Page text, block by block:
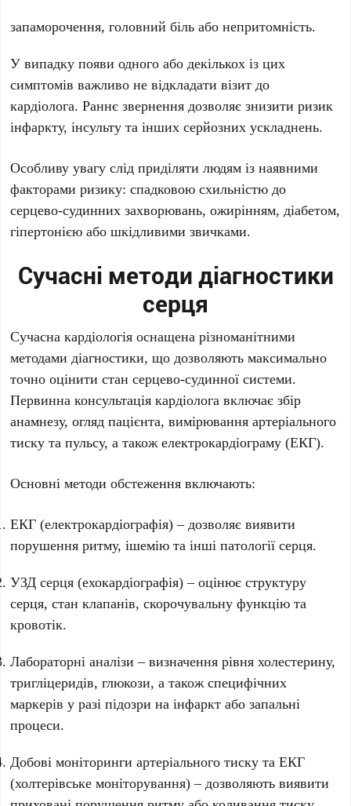
запаморочення, головний біль або непритомність.
У випадку появи одного або декількох із цих
симптомів важливо не відкладати візит до
кардіолога. Раннє звернення дозволяє знизити ризик
інфаркту, інсульту та інших серйозних ускладнень.
Особливу увагу слід приділяти людям із наявними
факторами ризику: спадковою схильністю до
серцево-судинних захворювань, ожирінням, діабетом,
гіпертонією або шкідливими звичками.
Сучасні методи діагностики
серця
Сучасна кардіологія оснащена різноманітними
методами діагностики, що дозволяють максимально
точно оцінити стан серцево-судинної системи.
Первинна консультація кардіолога включає збір
анамнезу, огляд пацієнта, вимірювання артеріального
тиску та пульсу, а також електрокардіограму (ЕКГ).
Основні методи обстеження включають:
ЕКГ (електрокардіографія) – дозволяє виявити
порушення ритму, ішемію та інші патології серця.
УЗД серця (ехокардіографія) – оцінює структуру
серця, стан клапанів, скорочувальну функцію та
кровотік.
Лабораторні аналізи – визначення рівня холестерину,
тригліцеридів, глюкози, а також специфічних
маркерів у разі підозри на інфаркт або запальні
процеси.
Добові моніторинги артеріального тиску та ЕКГ
(холтерівське моніторування) – дозволяють виявити